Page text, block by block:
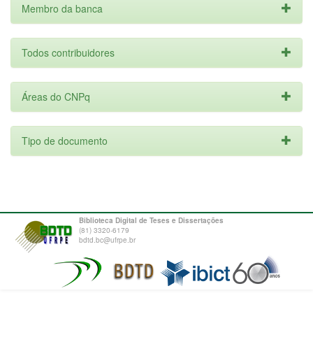
Membro da banca
Todos contribuidores
Áreas do CNPq
Tipo de documento
Biblioteca Digital de Teses e Dissertações
(81) 3320-6179
bdtd.bc@ufrpe.br